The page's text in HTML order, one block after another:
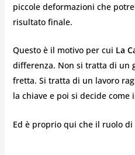
piccole deformazioni che
risultato finale.
Questo è il motivo per cui La
differenza. Non si tratta di un
fretta. Si tratta di un lavoro
la chiave e poi si decide come
Ed è proprio qui che il ruolo